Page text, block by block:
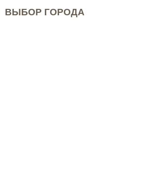
ВЫБОР ГОРОДА